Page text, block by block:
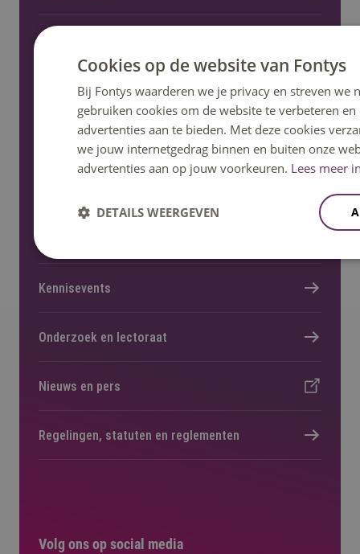
Volg ons op social media
Informatie voor nieuwe studenten
Meer Fontys
Kennisevents
Onderzoek en lectoraat
Nieuws en pers
Regelingen, statuten en reglementen
Cookies op de website van Fontys
Bij Fontys waarderen we je privacy en streven we
gebruiken cookies om de website te verbeteren
advertenties aan te bieden. Met deze cookies
we jouw internetgedrag binnen en buiten onze
advertenties aan op jouw voorkeuren. Lees meer
DETAILS WEERGEVEN